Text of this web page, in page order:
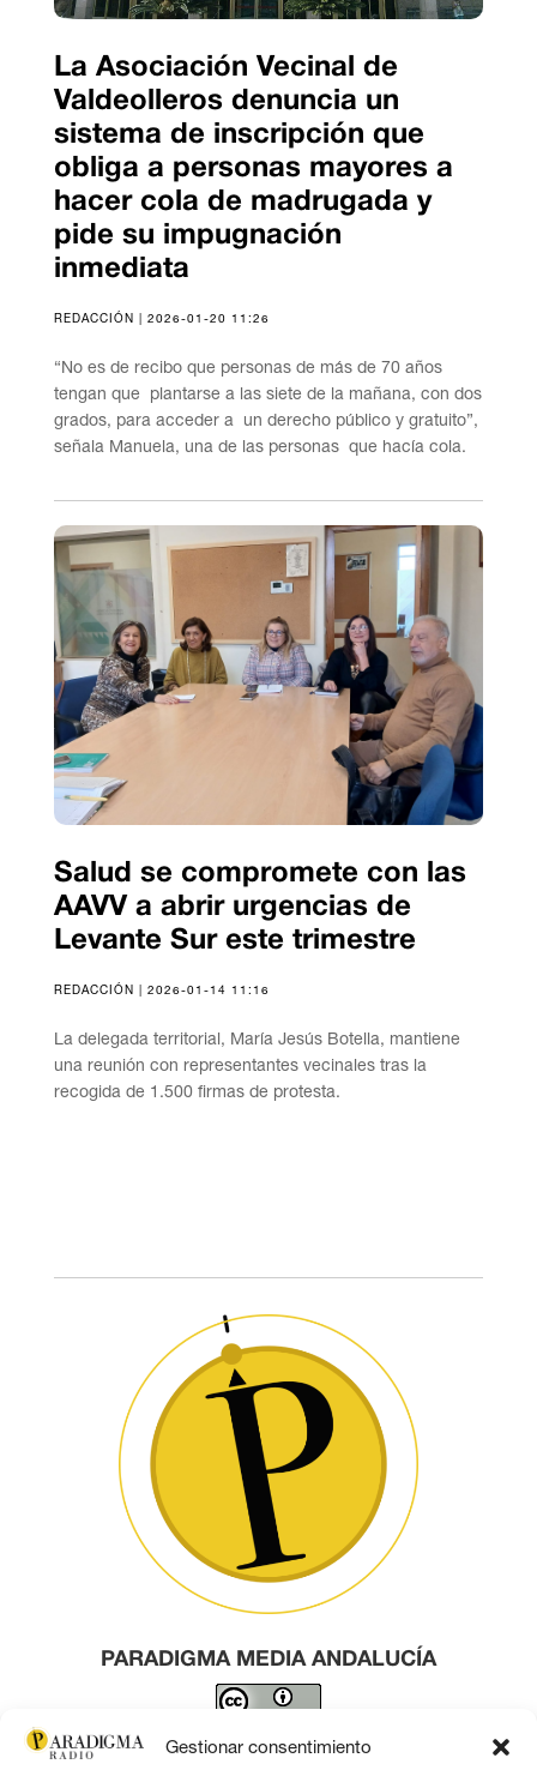
Gestionar consentimiento
La Asociación Vecinal de
Valdeolleros denuncia un
sistema de inscripción que
obliga a personas mayores a
hacer cola de madrugada y
pide su impugnación
inmediata
REDACCIÓN | 2026-01-20 11:26
“No es de recibo que personas de más de 70 años
tengan que plantarse a las siete de la mañana, con dos
grados, para acceder a un derecho público y gratuito”,
señala Manuela, una de las personas que hacía cola.
Salud se compromete con las
AAVV a abrir urgencias de
Levante Sur este trimestre
REDACCIÓN | 2026-01-14 11:16
La delegada territorial, María Jesús Botella, mantiene
una reunión con representantes vecinales tras la
recogida de 1.500 firmas de protesta.
PARADIGMA MEDIA ANDALUCÍA
Este obra está bajo una licencia de Creative Commons